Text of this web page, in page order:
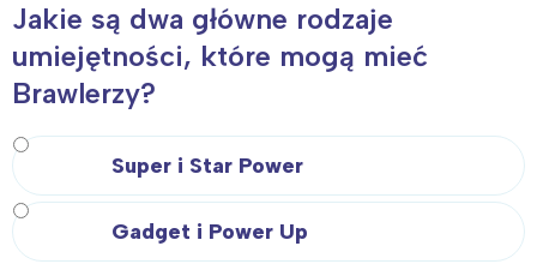
Jakie są dwa główne rodzaje
umiejętności, które mogą mieć
Brawlerzy?
Super i Star Power
Gadget i Power Up